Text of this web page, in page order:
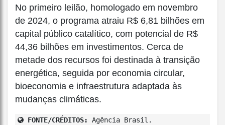
No primeiro leilão, homologado em novembro
de 2024, o programa atraiu R$ 6,81 bilhões em
capital público catalítico, com potencial de R$
44,36 bilhões em investimentos. Cerca de
metade dos recursos foi destinada à transição
energética, seguida por economia circular,
bioeconomia e infraestrutura adaptada às
mudanças climáticas.
FONTE/CRÉDITOS: Agência Brasil.